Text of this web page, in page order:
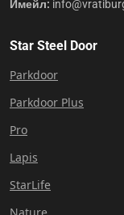
Имейл:
Star Steel Door
Parkdoor
Parkdoor Plus
Pro
Lapis
StarLife